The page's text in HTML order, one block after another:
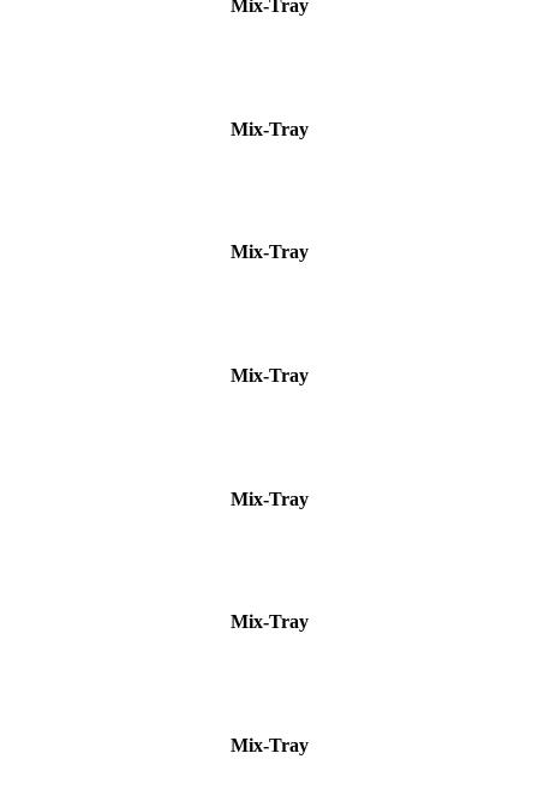
Mix-Tray
Mix-Tray
Mix-Tray
Mix-Tray
Mix-Tray
Mix-Tray
Mix-Tray